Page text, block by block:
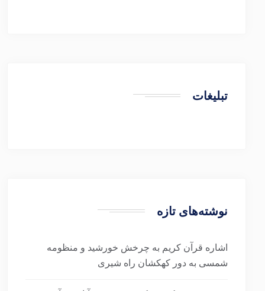
تبلیغات
نوشته‌های تازه
اشاره قرآن کریم به چرخش خورشید و منظومه
شمسی به دور کهکشان راه شیری